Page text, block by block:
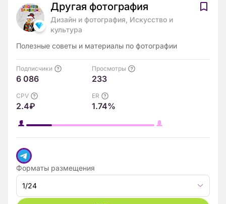
Другая фотография
Дизайн и фотография, Искусство и
культура
Полезные советы и материалы по фотографии
Подписчики
6 086
Просмотры
233
CPV
2.4₽
ER
1.74%
Форматы размещения
1/24